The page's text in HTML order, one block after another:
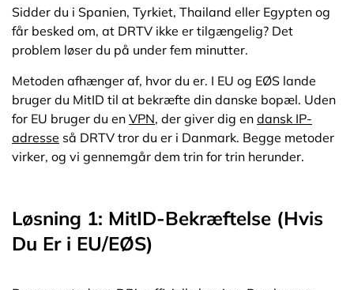
Sidder du i Spanien, Tyrkiet, Thailand eller Egypten og
får besked om, at DRTV ikke er tilgængelig? Det
problem løser du på under fem minutter.
Metoden afhænger af, hvor du er. I EU og EØS lande
bruger du MitID til at bekræfte din danske bopæl. Uden
for EU bruger du enVPN, der giver dig endansk IP-
adresse så DRTV tror du er i Danmark. Begge metoder
virker, og vi gennemgår dem trin for trin herunder.
Løsning 1: MitID-Bekræftelse (Hvis
Du Er i EU/EØS)